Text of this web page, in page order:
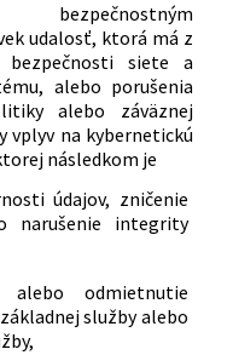
bezpečnostným
udalosť, ktorá má z
bezpečnosti siete a
alebo porušenia
alebo záväznej
vplyv na kybernetickú
následkom je
údajov, zničenie
narušenie integrity
alebo odmietnutie
služby alebo